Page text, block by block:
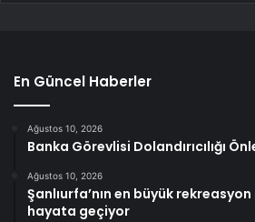
En Güncel Haberler
Ağustos 10, 2026
Banka Görevlisi Dolandırıcılığı
Ağustos 10, 2026
Şanlıurfa’nın en büyük
hayata geçiyor